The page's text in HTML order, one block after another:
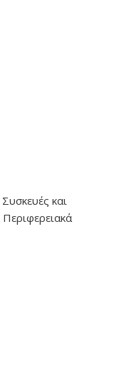
Συσκευές και
Περιφερειακά